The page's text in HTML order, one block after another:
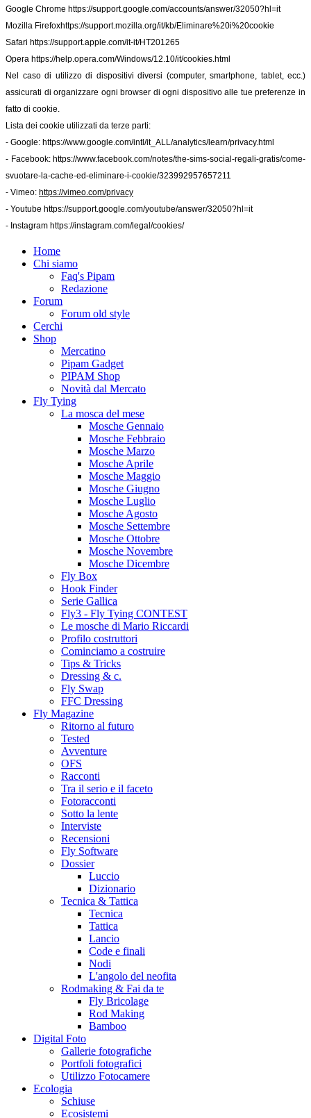
Google Chrome https://support.google.com/accounts/answer/32050?hl=it
Mozilla Firefoxhttps://support.mozilla.org/it/kb/Eliminare%20i%20cookie
Safari https://support.apple.com/it-it/HT201265
Opera https://help.opera.com/Windows/12.10/it/cookies.html
Nel caso di utilizzo di dispositivi diversi (computer, smartphone, tablet, ecc.)
assicurati di organizzare ogni browser di ogni dispositivo alle tue preferenze in
fatto di cookie.
Lista dei cookie utilizzati da terze parti:
- Google: https://www.google.com/intl/it_ALL/analytics/learn/privacy.html
- Facebook: https://www.facebook.com/notes/the-sims-social-regali-gratis/come-
svuotare-la-cache-ed-eliminare-i-cookie/323992957657211
- Vimeo: https://vimeo.com/privacy
- Youtube https://support.google.com/youtube/answer/32050?hl=it
- Instagram https://instagram.com/legal/cookies/
Home
Chi siamo
Faq's Pipam
Redazione
Forum
Forum old style
Cerchi
Shop
Mercatino
Pipam Gadget
PIPAM Shop
Novità dal Mercato
Fly Tying
La mosca del mese
Mosche Gennaio
Mosche Febbraio
Mosche Marzo
Mosche Aprile
Mosche Maggio
Mosche Giugno
Mosche Luglio
Mosche Agosto
Mosche Settembre
Mosche Ottobre
Mosche Novembre
Mosche Dicembre
Fly Box
Hook Finder
Serie Gallica
Fly3 - Fly Tying CONTEST
Le mosche di Mario Riccardi
Profilo costruttori
Cominciamo a costruire
Tips & Tricks
Dressing & c.
Fly Swap
FFC Dressing
Fly Magazine
Ritorno al futuro
Tested
Avventure
OFS
Racconti
Tra il serio e il faceto
Fotoracconti
Sotto la lente
Interviste
Recensioni
Fly Software
Dossier
Luccio
Dizionario
Tecnica & Tattica
Tecnica
Tattica
Lancio
Code e finali
Nodi
L'angolo del neofita
Rodmaking & Fai da te
Fly Bricolage
Rod Making
Bamboo
Digital Foto
Gallerie fotografiche
Portfoli fotografici
Utilizzo Fotocamere
Ecologia
Schiuse
Ecosistemi